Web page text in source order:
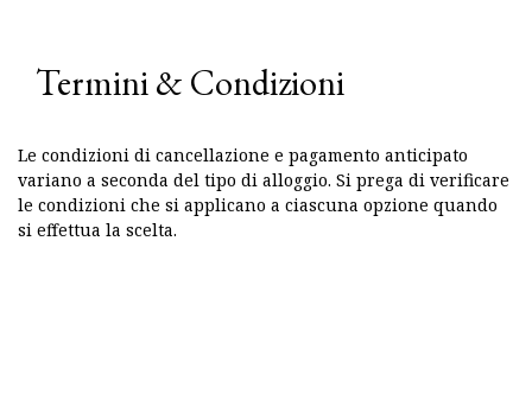
Termini & Condizioni
Le condizioni di cancellazione e pagamento anticipato
variano a seconda del tipo di alloggio. Si prega di verificare
le condizioni che si applicano a ciascuna opzione quando
si effettua la scelta.